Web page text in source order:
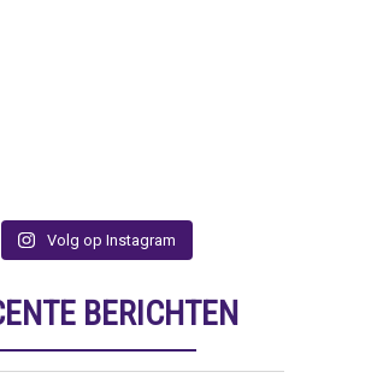
Volg op Instagram
BERICHTEN